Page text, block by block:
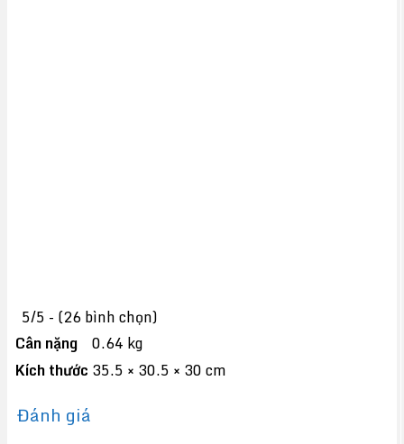
5/5 - (26 bình chọn)
Cân nặng
0.64 kg
Kích thước 35.5 × 30.5 × 30 cm
Đánh giá